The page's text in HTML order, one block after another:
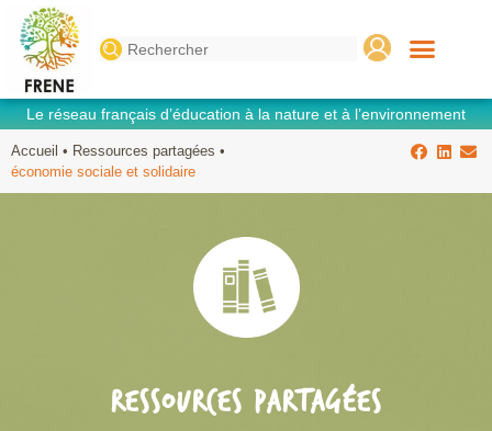
Search
for:
Le réseau français d’éducation à la nature et à l’environnement
Accueil • Ressources partagées •
économie sociale et solidaire
RESSOURCES PARTAGÉES